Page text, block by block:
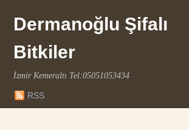
Dermanoğlu Şifalı
Bitkiler
İzmir Kemeraltı Tel:05051053434
RSS